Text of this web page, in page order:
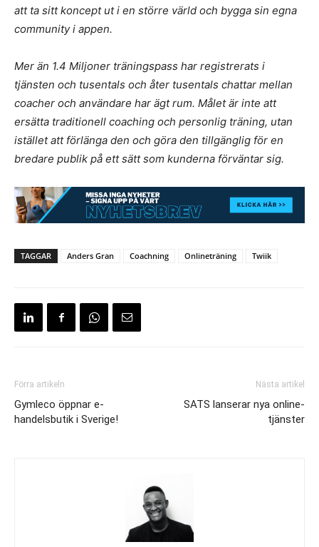
att ta sitt koncept ut i en större värld och bygga sin egna
community i appen.
Mer än 1.4 Miljoner träningspass har registrerats i
tjänsten och tusentals och åter tusentals chattar mellan
coacher och användare har ägt rum. Målet är inte att
ersätta traditionell coaching och personlig träning, utan
istället att förlänga den och göra den tillgänglig för en
bredare publik på ett sätt som kunderna förväntar sig.
TAGGAR Anders Gran Coachning Onlineträning Twiik
Förra artikeln
Gymleco öppnar e-
handelsbutik i Sverige!
Nästa artikel
SATS lanserar nya online-
tjänster